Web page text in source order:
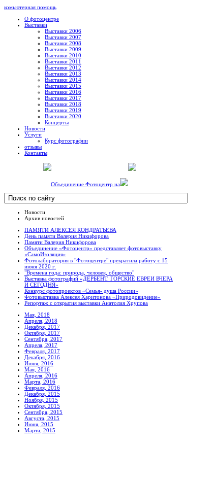
комьютерная помощь
О фотоцентре
Выставки
Выставки 2006
Выставки 2007
Выставки 2008
Выставки 2009
Выставки 2010
Выставки 2011
Выставки 2012
Выставки 2013
Выставки 2014
Выставки 2015
Выставки 2016
Выставки 2017
Выставки 2018
Выставки 2019
Выставки 2020
Концерты
Новости
Услуги
Курс фотографии
отзывы
Контакты
Объединение Фотоцентр на
Новости
Архив новостей
ПАМЯТИ АЛЕКСЕЯ КОНДРАТЬЕВА
День памяти Валерия Никифорова
Памяти Валерия Никифорова
Объединение «Фотоцентр» представляет фотовыставку
«СамоИзоляция»
Фотолаборатория в "Фотоцентре" прекратила работу с 15
июня 2020 г.
"Времена года: природа, человек, общество"
Выставка фотографий «ДЕРБЕНТ. ГОРСКИЕ ЕВРЕИ ВЧЕРА
И СЕГОДНЯ»
Конкурс фотопроектов «Семья- душа России»
Фотовыставка Алексея Харитонова «Природовидение»
Репортаж с открытия выставки Анатолия Хрупова
Мая, 2018
Апреля, 2018
Декабря, 2017
Октября, 2017
Сентября, 2017
Апреля, 2017
Февраля, 2017
Декабря, 2016
Июня, 2016
Мая, 2016
Апреля, 2016
Марта, 2016
Февраля, 2016
Декабря, 2015
Ноября, 2015
Октября, 2015
Сентября, 2015
Августа, 2015
Июня, 2015
Марта, 2015